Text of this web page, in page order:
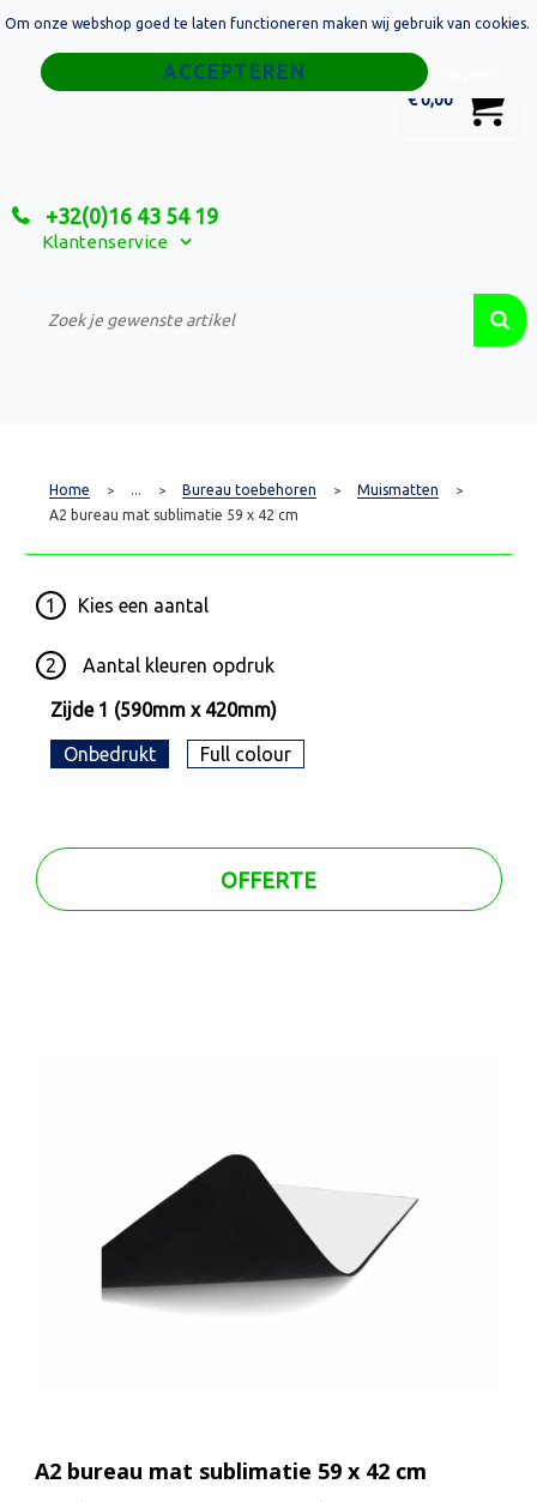
€ 0,00
+32(0)16 43 54 19
Klantenservice
Home
Relatiegeschenken
Custom Made Projecten
Home > ... > Bureau toebehoren > Muismatten >
A2 bureau mat sublimatie 59 x 42 cm
1 Kies een aantal
2 Aantal kleuren opdruk
Zijde 1 (590mm x 420mm)
Onbedrukt Full colour
OFFERTE
A2 bureau mat sublimatie 59 x 42 cm
Om onze webshop goed te laten functioneren maken wij gebruik van cookies.